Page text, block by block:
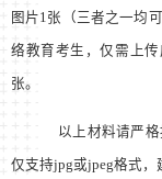
图片1张（三者之一均
络教育考生，仅需上
张。
以上材料请严
仅支持jpg或jpeg格式，